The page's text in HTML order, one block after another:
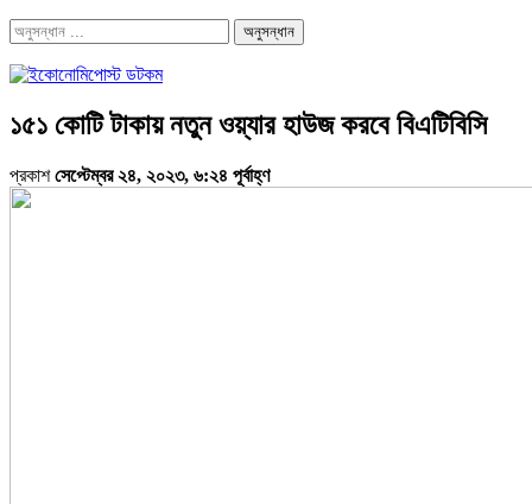
১৫১ কোটি টাকায় নতুন ওয়্যার হাউজ করবে বিএটিবিসি
প্রকাশসেপ্টেম্বর ২৪, ২০২৩, ৬:২৪ পূর্বাহ্ণ